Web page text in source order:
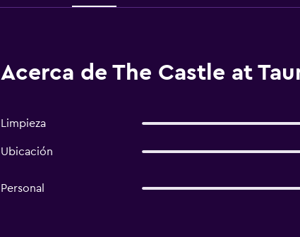
Acerca de The Castle at
Limpieza
Ubicación
Personal